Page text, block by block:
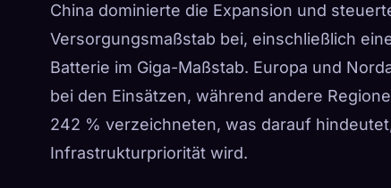
China dominierte die Expansion und
Versorgungsmaßstab bei, einschließlich
Batterie im Giga-Maßstab. Europa und
bei den Einsätzen, während andere
242 % verzeichneten, was darauf
Infrastrukturpriorität wird.